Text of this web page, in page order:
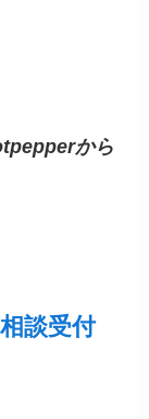
から
談受付